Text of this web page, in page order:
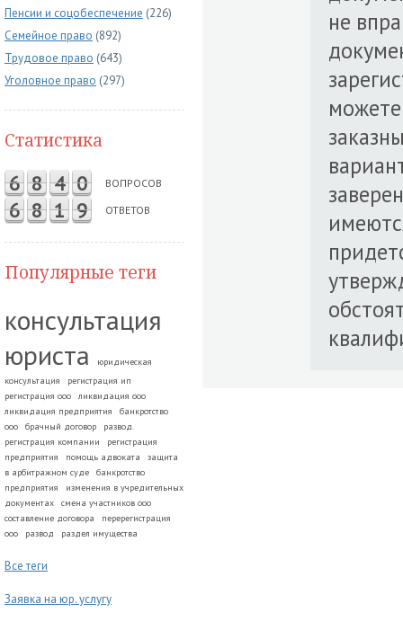
Пенсии и соцобеспечение (226)
Семейное право (892)
Трудовое право (643)
Уголовное право (297)
Статистика
6 8 4 0 ВОПРОСОВ
6 8 1 9 ОТВЕТОВ
Популярные теги
консультация
юриста
юридическая
консультация
регистрация ип
регистрация ооо
ликвидация ооо
ликвидация предприятия
банкротство
ооо
брачный договор
развод.
регистрация компании
регистрация
предприятия
помощь адвоката
защита
в арбитражном суде
банкротство
предприятия
изменения в учредительных
документах
смена участников ооо
составление договора
перерегистрация
ооо
развод раздел имущества
Все теги
Заявка на юр. услугу
не